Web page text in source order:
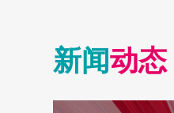
新闻动态